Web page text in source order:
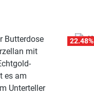
22.48%